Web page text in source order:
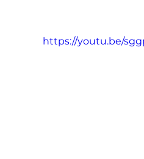
https://youtu.be/